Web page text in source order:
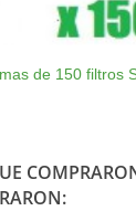
de 150 filtros